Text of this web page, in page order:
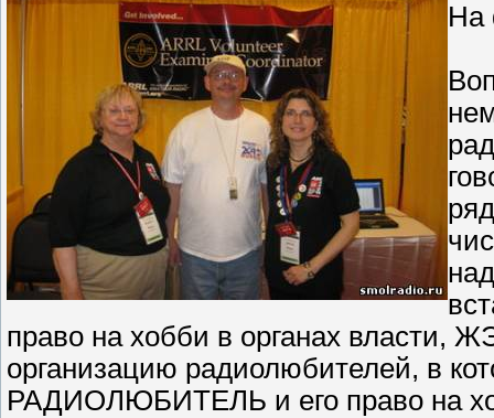
На
право на хобби в органах власти,
организацию радиолюбителей, в
РАДИОЛЮБИТЕЛЬ и его право на